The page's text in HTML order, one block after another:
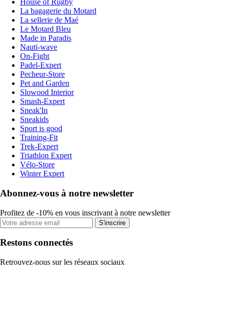
House of Rugby
La bagagerie du Motard
La sellerie de Maé
Le Motard Bleu
Made in Paradis
Nauti-wave
On-Fight
Padel-Expert
Pecheur-Store
Pet and Garden
Slowood Interior
Smash-Expert
Sneak'In
Sneakids
Sport is good
Training-Fit
Trek-Expert
Triathlon Expert
Vélo-Store
Winter Expert
Abonnez-vous à notre newsletter
Profitez de -10% en vous inscrivant à notre newsletter
S'inscrire
Restons connectés
Retrouvez-nous sur les réseaux sociaux